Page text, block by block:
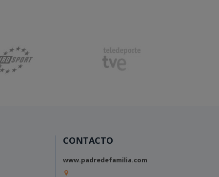
CONTACTO
www.padredefamilia.com